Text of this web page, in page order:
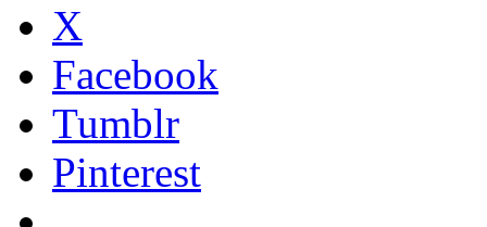
X
Facebook
Tumblr
Pinterest